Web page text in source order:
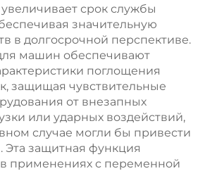
срок службы
значительную
в долгосрочной перспективе.
машин обеспечивают
поглощения
защищая чувствительные
от внезапных
или ударных воздействий,
случае могли бы привести
защитная функция
применениях с переменной